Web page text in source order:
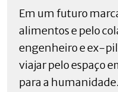
Em um futuro
alimentos e pelo
engenheiro e ex-
viajar pelo espaço
para a